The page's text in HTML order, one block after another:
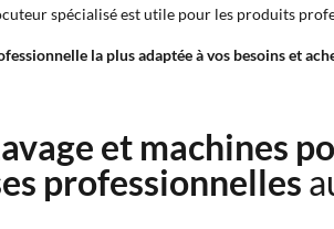
spécialisé est utile pour les produits
la plus adaptée à vos besoins et
et machines
professionnelles